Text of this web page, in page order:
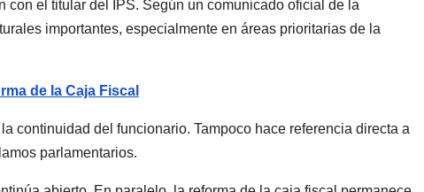
con el titular del IPS. Según un comunicado oficial de la
importantes, especialmente en áreas prioritarias de la
de la Caja Fiscal
continuidad del funcionario. Tampoco hace referencia directa a
parlamentarios.